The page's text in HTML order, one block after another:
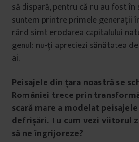
să dispară, pentru că nu au fost
suntem printre primele generații
rând simt erodarea capitalului
genul: nu-ți apreciezi sănătatea
ai.
Peisajele din țara noastră se
României trece prin
scară mare a modelat peisajele
defrișări. Tu cum vezi viitorul
să ne îngrijoreze?